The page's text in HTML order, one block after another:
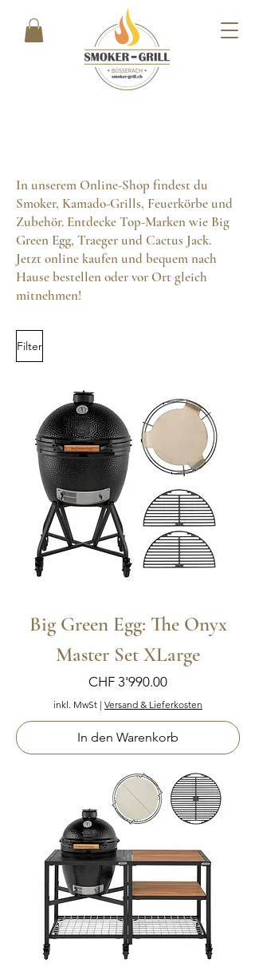
In unserem Online-Shop findest du
Smoker, Kamado-Grills, Feuerkörbe und
Zubehör. Entdecke Top-Marken wie Big
Green Egg, Traeger und Cactus Jack.
Jetzt online kaufen und bequem nach
Hause bestellen oder vor Ort gleich
mitnehmen!
Filter
Big Green Egg: The Onyx
Master Set XLarge
Preis
CHF 3'990.00
inkl. MwSt | Versand & Lieferkosten
In den Warenkorb